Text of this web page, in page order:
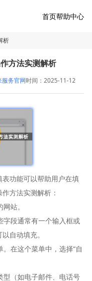
首页帮助中心
析
方法实测解析
服务官网时间：2025-11-12
功能可以帮助用户在填
方法实测解析：
站。
字段通常有一个输入框或
自动填充。
在这个菜单中，选择“自
型（如电子邮件、电话号